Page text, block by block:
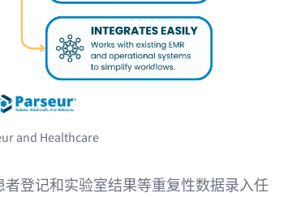
and Healthcare
者登记和实验室结果等重复性数据录入任